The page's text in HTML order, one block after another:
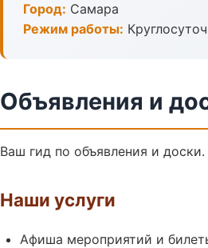
Город: Самара
Режим работы:
Объявления и
Ваш гид по объявления и
Наши услуги
Афиша мероприятий и